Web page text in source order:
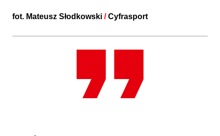
fot. Mateusz Słodkowski /Cyfrasport